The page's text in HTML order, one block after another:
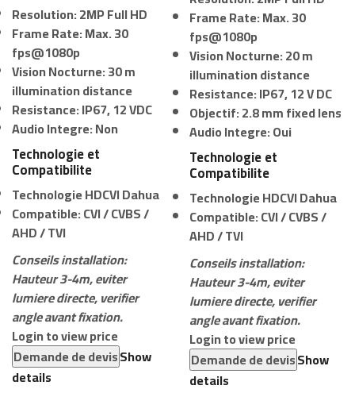
Resolution:2MP Full HD
Frame Rate:Max. 30
fps@1080p
Vision Nocturne:30 m
illumination distance
Resistance:IP67, 12 VDC
Audio Integre:Non
Technologie et
Compatibilite
Technologie HDCVI Dahua
Compatible: CVI / CVBS /
AHD / TVI
Conseils installation:
Hauteur 3-4m, eviter
lumiere directe, verifier
angle avant fixation.
Login to view price
Demande de devisShow
details
Frame Rate:Max. 30
fps@1080p
Vision Nocturne:20 m
illumination distance
Resistance:IP67, 12 V DC
Objectif:2.8 mm fixed lens
Audio Integre:Oui
Technologie et
Compatibilite
Technologie HDCVI Dahua
Compatible: CVI / CVBS /
AHD / TVI
Conseils installation:
Hauteur 3-4m, eviter
lumiere directe, verifier
angle avant fixation.
Login to view price
Demande de devisShow
details